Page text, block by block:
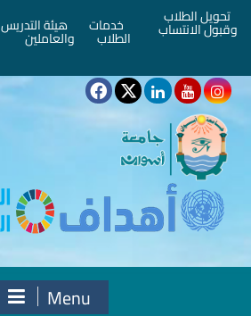
تحويل الطلاب
وقبول الانتساب خدمات
الطلاب
هيئة التدريس
والعاملين
Menu